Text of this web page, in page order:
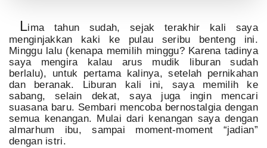
Lima tahun sudah, sejak terakhir kali saya
menginjakkan kaki ke pulau seribu benteng ini.
Minggu lalu (kenapa memilih minggu? Karena tadinya
saya mengira kalau arus mudik liburan sudah
berlalu), untuk pertama kalinya, setelah pernikahan
dan beranak. Liburan kali ini, saya memilih ke
sabang, selain dekat, saya juga ingin mencari
suasana baru. Sembari mencoba bernostalgia dengan
semua kenangan. Mulai dari kenangan saya dengan
almarhum ibu, sampai moment-moment “jadian”
dengan istri.